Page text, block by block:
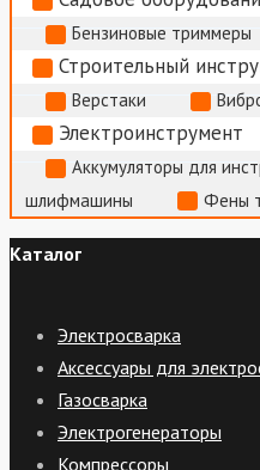
Бензиновые триммеры
Строительный
Верстаки
Электроинструмент
Аккумуляторы для
шлифмашины
Фены
Каталог
Электросварка
Аксессуары для
Газосварка
Электрогенераторы
Компрессоры